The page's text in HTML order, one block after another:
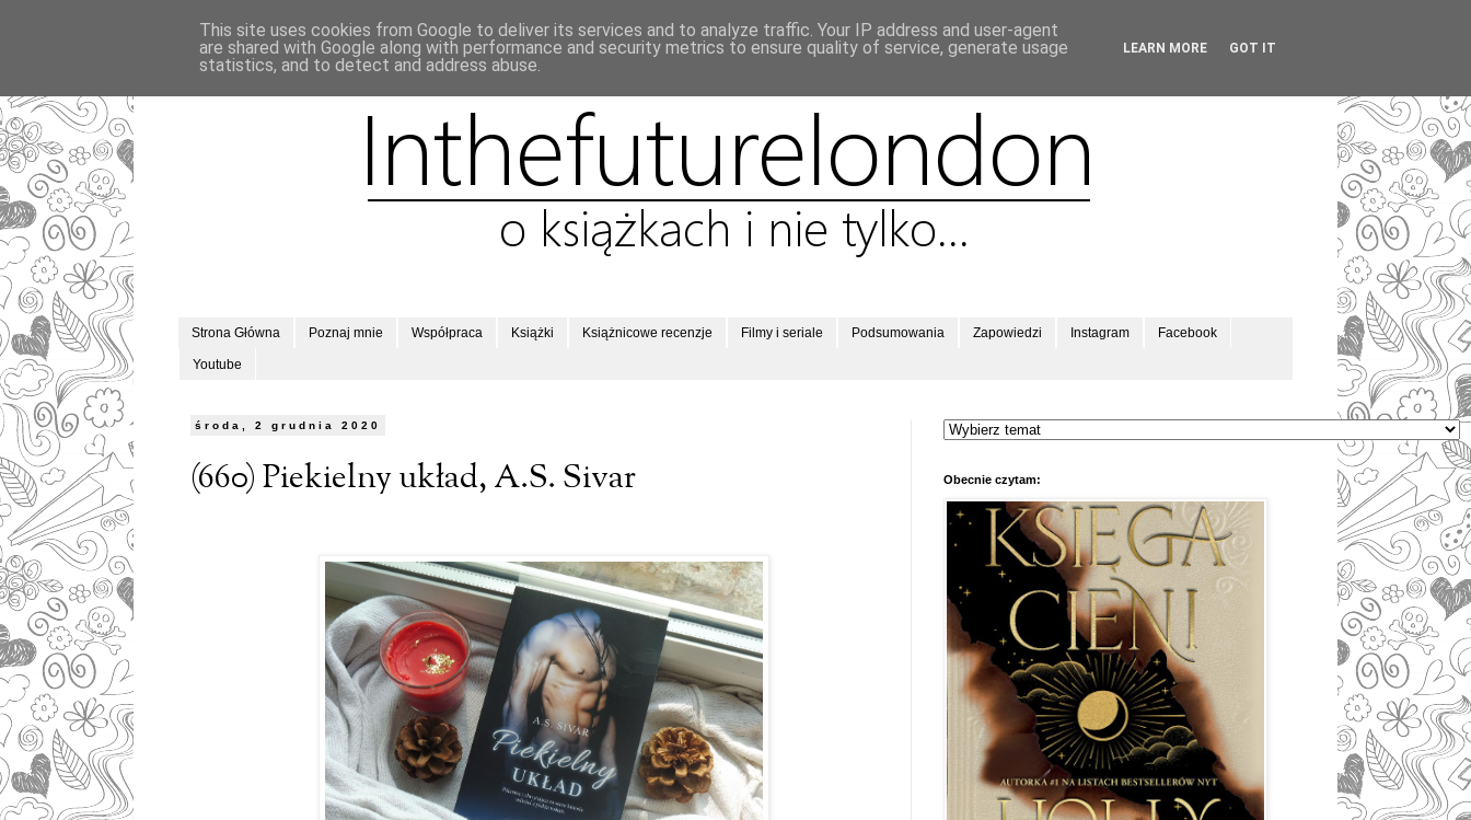
Strona Główna Poznaj mnie Współpraca Książki Książnicowe recenzje Filmy i seriale Podsumowania Zapowiedzi Instagram Facebook
Youtube
środa, 2 grudnia 2020
(660) Piekielny układ, A.S. Sivar Obecnie czytam:
This site uses cookies from Google to deliver its services and to analyze traffic. Your IP address and user-agent
are shared with Google along with performance and security metrics to ensure quality of service, generate usage
statistics, and to detect and address abuse.
LEARN MORE GOT IT